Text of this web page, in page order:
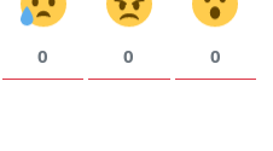
0 0 0